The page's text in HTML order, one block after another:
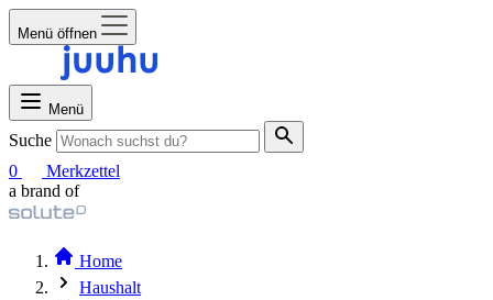
Menü öffnen
Menü
Suche
0
Merkzettel
a brand of
Home
Haushalt